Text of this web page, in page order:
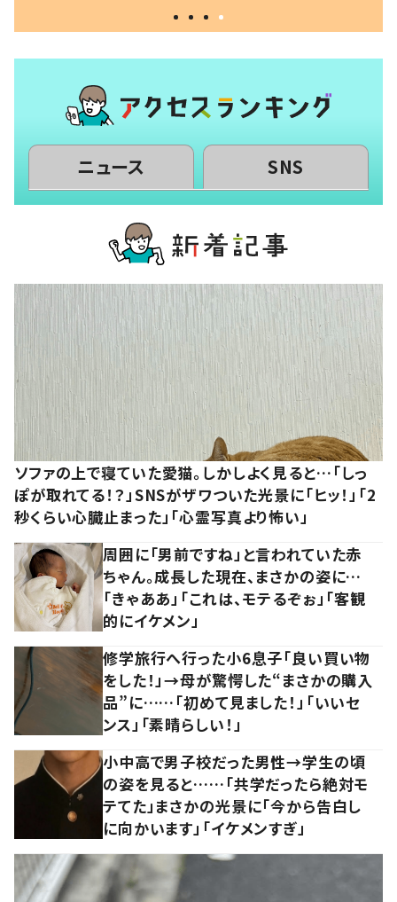
ニュース SNS
ソファの上で寝ていた愛猫。しかしよく見ると…「しっ
ぽが取れてる！？」SNSがザワついた光景に「ヒッ！」「2
秒くらい心臓止まった」「心霊写真より怖い」
周囲に「男前ですね」と言われていた赤
ちゃん。成長した現在、まさかの姿に…
「きゃああ」「これは、モテるぞぉ」「客観
的にイケメン」
修学旅行へ行った小6息子「良い買い物
をした！」→母が驚愕した“まさかの購入
品”に……「初めて見ました！」「いいセ
ンス」「素晴らしい！」
小中高で男子校だった男性→学生の頃
の姿を見ると……「共学だったら絶対モ
テてた」まさかの光景に「今から告白し
に向かいます」「イケメンすぎ」